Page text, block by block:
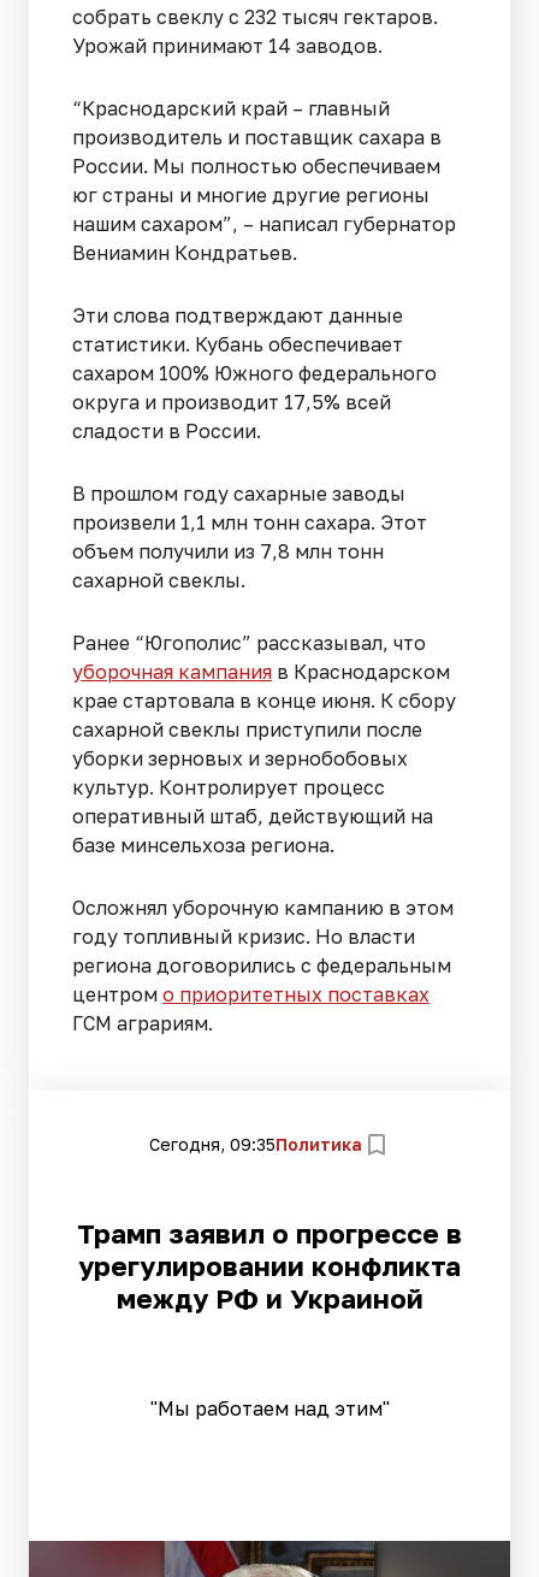
собрать свеклу с 232 тысяч гектаров.
Урожай принимают 14 заводов.
“Краснодарский край – главный
производитель и поставщик сахара в
России. Мы полностью обеспечиваем
юг страны и многие другие регионы
нашим сахаром”, – написал губернатор
Вениамин Кондратьев.
Эти слова подтверждают данные
статистики. Кубань обеспечивает
сахаром 100% Южного федерального
округа и производит 17,5% всей
сладости в России.
В прошлом году сахарные заводы
произвели 1,1 млн тонн сахара. Этот
объем получили из 7,8 млн тонн
сахарной свеклы.
Ранее “Югополис” рассказывал, что
уборочная кампания в Краснодарском
крае стартовала в конце июня. К сбору
сахарной свеклы приступили после
уборки зерновых и зернобобовых
культур. Контролирует процесс
оперативный штаб, действующий на
базе минсельхоза региона.
Осложнял уборочную кампанию в этом
году топливный кризис. Но власти
региона договорились с федеральным
центром о приоритетных поставках
ГСМ аграриям.
Сегодня, 09:35Политика
Трамп заявил о прогрессе в
урегулировании конфликта
между РФ и Украиной
"Мы работаем над этим"